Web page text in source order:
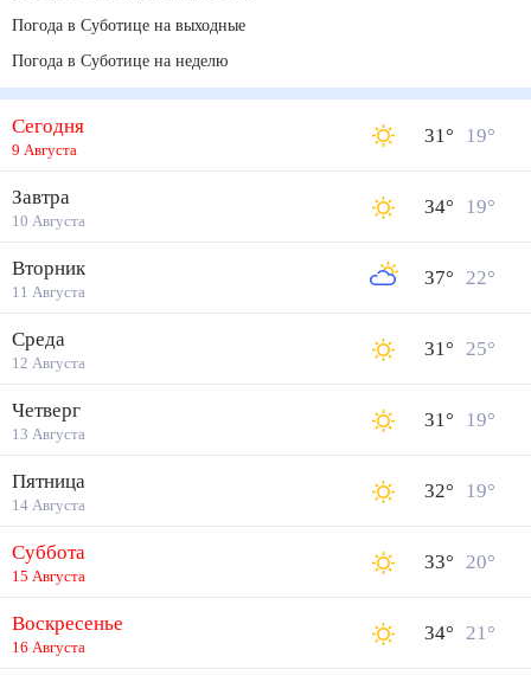
Погода в Суботице на выходные
Погода в Суботице на неделю
Сегодня
9 Августа
31° 19°
Завтра
10 Августа
34° 19°
Вторник
11 Августа
37° 22°
Среда
12 Августа
31° 25°
Четверг
13 Августа
31° 19°
Пятница
14 Августа
32° 19°
Суббота
15 Августа
33° 20°
Воскресенье
16 Августа
34° 21°